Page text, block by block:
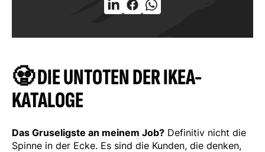
🧟DIE UNTOTEN DER IKEA-
KATALOGE
Das Gruseligste an meinem Job? Definitiv nicht die
Spinne in der Ecke. Es sind die Kunden, die denken,